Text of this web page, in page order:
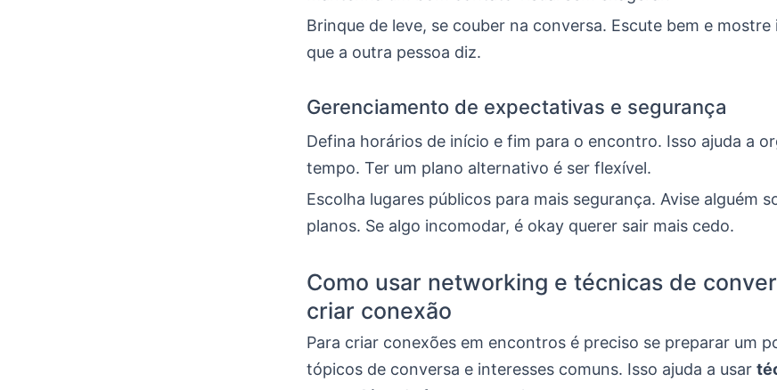
Brinque de leve, se couber na conversa. Escute bem e mostre
que a outra pessoa diz.
Gerenciamento de expectativas e segurança
Defina horários de início e fim para o encontro. Isso ajuda a
tempo. Ter um plano alternativo é ser flexível.
Escolha lugares públicos para mais segurança. Avise alguém
planos. Se algo incomodar, é okay querer sair mais cedo.
Como usar networking e técnicas de
criar conexão
Para criar conexões em encontros é preciso se preparar um
tópicos de conversa e interesses comuns. Isso ajuda a usar